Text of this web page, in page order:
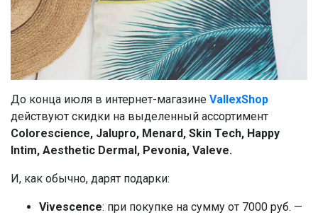
До конца июля в интернет-магазине VallexShop
действуют скидки на выделенный ассортимент
Colorescience, Jalupro, Menard, Skin Tech, Happy
Intim, Aesthetic Dermal, Pevonia, Valeve.
И, как обычно, дарят подарки:
Vivescence: при покупке на сумму от 7000 руб. —